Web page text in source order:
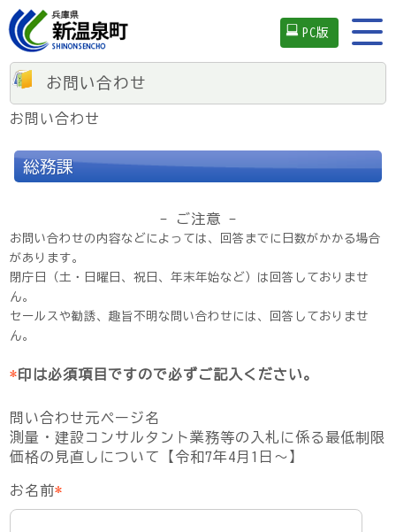
PC版
お問い合わせ
お問い合わせ
総務課
- ご注意 -
お問い合わせの内容などによっては、回答までに日数がかかる場合
があります。
閉庁日（土・日曜日、祝日、年末年始など）は回答しておりませ
ん。
セールスや勧誘、趣旨不明な問い合わせには、回答しておりませ
ん。
*印は必須項目ですので必ずご記入ください。
問い合わせ元ページ名
測量・建設コンサルタント業務等の入札に係る最低制限
価格の見直しについて【令和7年4月1日～】
お名前*